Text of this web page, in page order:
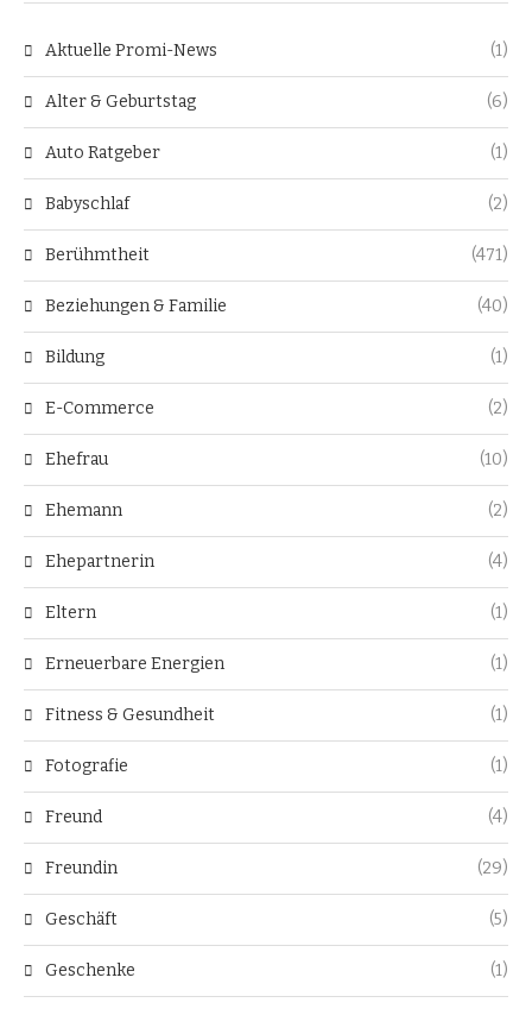
Aktuelle Promi-News (1)
Alter & Geburtstag (6)
Auto Ratgeber (1)
Babyschlaf (2)
Berühmtheit (471)
Beziehungen & Familie (40)
Bildung (1)
E-Commerce (2)
Ehefrau (10)
Ehemann (2)
Ehepartnerin (4)
Eltern (1)
Erneuerbare Energien (1)
Fitness & Gesundheit (1)
Fotografie (1)
Freund (4)
Freundin (29)
Geschäft (5)
Geschenke (1)